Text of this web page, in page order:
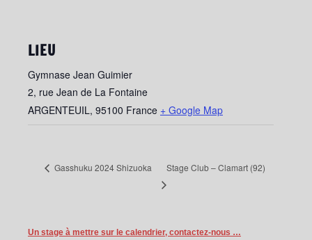
LIEU
Gymnase Jean Guimier
2, rue Jean de La Fontaine
ARGENTEUIL, 95100 France + Google Map
Gasshuku 2024 Shizuoka Stage Club – Clamart (92)
Un stage à mettre sur le calendrier, contactez-nous …